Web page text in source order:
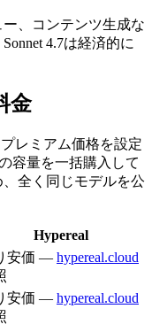
、コンテンツ生成な
4.7は経済的に
金
レミアム価格を設定
容量を一括購入して
全く同じモデルを公
Hypereal
安価 — hypereal.cloud
安価 — hypereal.cloud